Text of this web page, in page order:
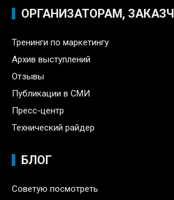
ОРГАНИЗАТОРАМ,
Тренинги по маркетингу
Архив выступлений
Отзывы
Публикации в СМИ
Пресс-центр
Технический райдер
БЛОГ
Советую посмотреть